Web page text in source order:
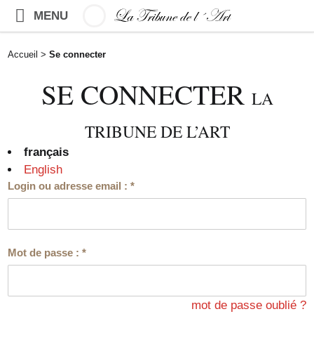
MENU
Accueil > Se connecter
SE CONNECTER LA
TRIBUNE DE L’ART
français
English
Login ou adresse email :*
Mot de passe :*
mot de passe oublié ?